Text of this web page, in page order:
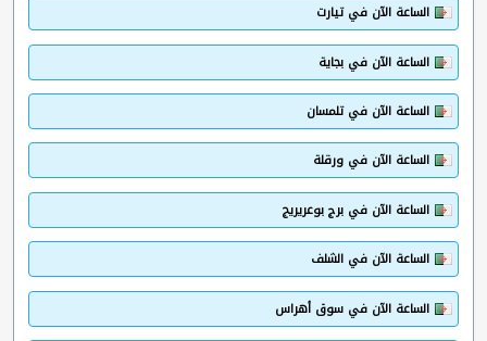
الساعة الآن في تيارت
الساعة الآن في بجاية
الساعة الآن في تلمسان
الساعة الآن في ورقلة
الساعة الآن في برج بوعريريج
الساعة الآن في الشلف
الساعة الآن في سوق أهراس